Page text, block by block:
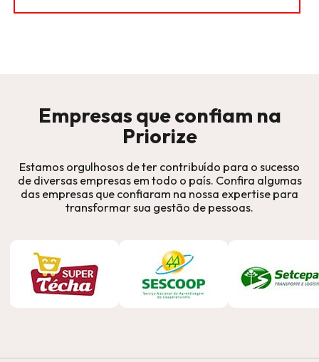
Empresas que confiam na
Priorize
Estamos orgulhosos de ter contribuído para o sucesso
de diversas empresas em todo o país. Confira algumas
das empresas que confiaram na nossa expertise para
transformar sua gestão de pessoas.